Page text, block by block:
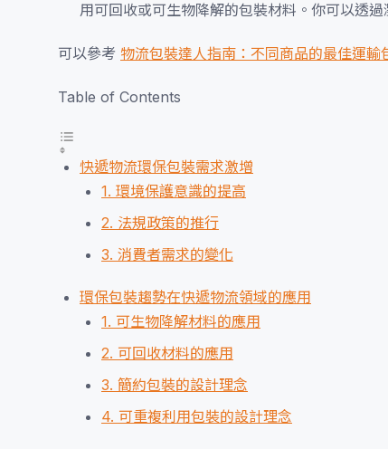
用可回收或可生物降解的包裝材料。你可以透
可以參考 物流包裝達人指南：不同商品的最佳運輸
Table of Contents
快遞物流環保包裝需求激增
1. 環境保護意識的提高
2. 法規政策的推行
3. 消費者需求的變化
環保包裝趨勢在快遞物流領域的應用
1. 可生物降解材料的應用
2. 可回收材料的應用
3. 簡約包裝的設計理念
4. 可重複利用包裝的設計理念